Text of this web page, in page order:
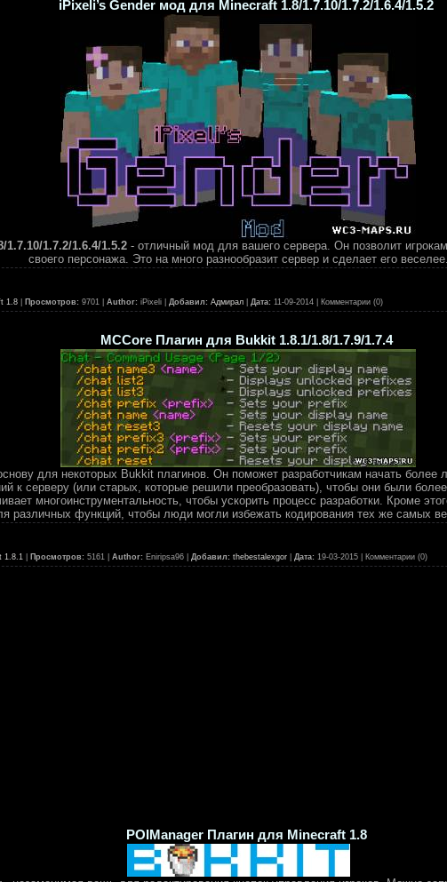
iPixeli’s Gender мод для Minecraft 1.8/1.7.10/1.7.2/1.6.4/1.5.2
1.7.10/1.7.2/1.6.4/1.5.2 - отличный мод для вашего сервера. Он позволит
своего персонажа. Это на много разнообразит сервер и сделает его веселее.
1.8 Просмотров: 9701 | Author: iPixeli | Добавил: Адмирал Дата: 11-09-2014 | Комментарии (0)
MCCore Плагин для Bukkit 1.8.1/1.8/1.7.9/1.7.4
для некоторых Bukkit плагинов. Он поможет разработчикам начать более
к серверу (или старых, которые решили преобразовать), чтобы они были
многоинструментальность, чтобы ускорить процесс разработки. Кроме
различных функций, чтобы люди могли избежать кодирования тех же самых
1.8.1 Просмотров: 5161 | Author: Eniripsa96 | Добавил: thebestalexgor Дата: 19-03-2015 | Комментарии (0)
POIManager Плагин для Minecraft 1.8